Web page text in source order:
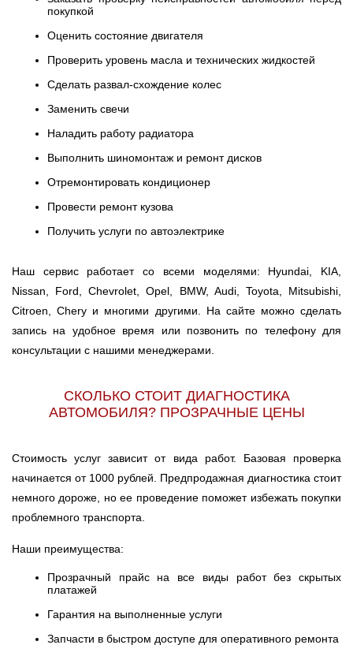
покупкой
Оценить состояние двигателя
Проверить уровень масла и технических жидкостей
Сделать развал-схождение колес
Заменить свечи
Наладить работу радиатора
Выполнить шиномонтаж и ремонт дисков
Отремонтировать кондиционер
Провести ремонт кузова
Получить услуги по автоэлектрике
Наш сервис работает со всеми моделями: Hyundai, KIA,
Nissan, Ford, Chevrolet, Opel, BMW, Audi, Toyota, Mitsubishi,
Citroen, Chery и многими другими. На сайте можно сделать
запись на удобное время или позвонить по телефону для
консультации с нашими менеджерами.
СКОЛЬКО СТОИТ ДИАГНОСТИКА
АВТОМОБИЛЯ? ПРОЗРАЧНЫЕ ЦЕНЫ
Стоимость услуг зависит от вида работ. Базовая проверка
начинается от 1000 рублей. Предпродажная диагностика стоит
немного дороже, но ее проведение поможет избежать покупки
проблемного транспорта.
Наши преимущества:
Прозрачный прайс на все виды работ без скрытых
платажей
Гарантия на выполненные услуги
Запчасти в быстром доступе для оперативного ремонта